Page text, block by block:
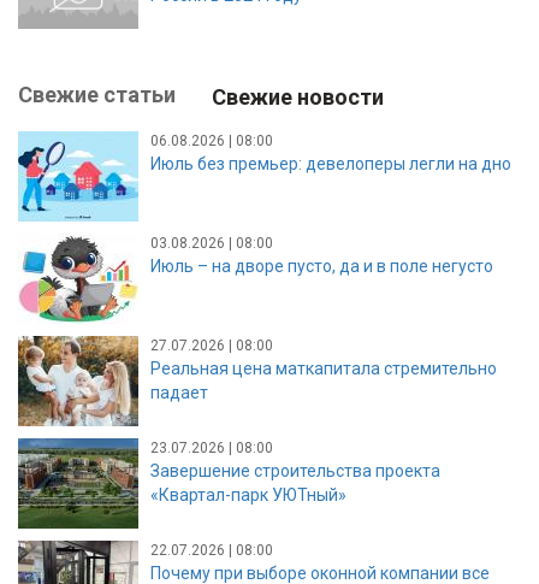
Свежие статьи Свежие новости
06.08.2026 | 08:00
Июль без премьер: девелоперы легли на дно
03.08.2026 | 08:00
Июль – на дворе пусто, да и в поле негусто
27.07.2026 | 08:00
Реальная цена маткапитала стремительно
падает
23.07.2026 | 08:00
Завершение строительства проекта
«Квартал-парк УЮТный»
22.07.2026 | 08:00
Почему при выборе оконной компании все